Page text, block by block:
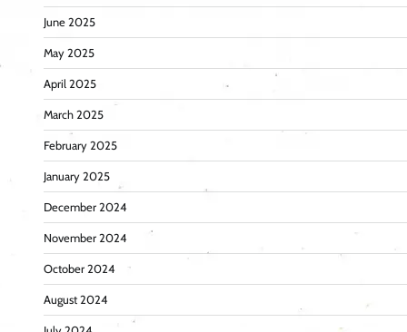
June 2025
May 2025
April 2025
March 2025
February 2025
January 2025
December 2024
November 2024
October 2024
August 2024